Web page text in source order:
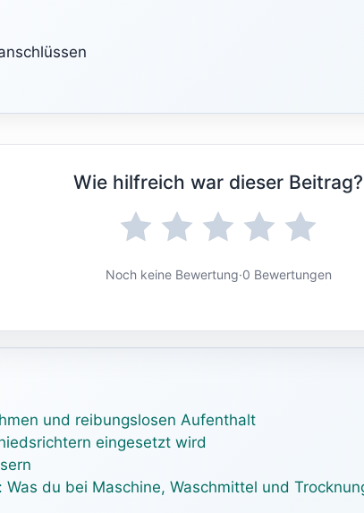
Wie hilfreich war dieser Beitrag?
Noch keine Bewertung·0 Bewertungen
und reibungslosen Aufenthalt
eingesetzt wird
du bei Maschine, Waschmittel und